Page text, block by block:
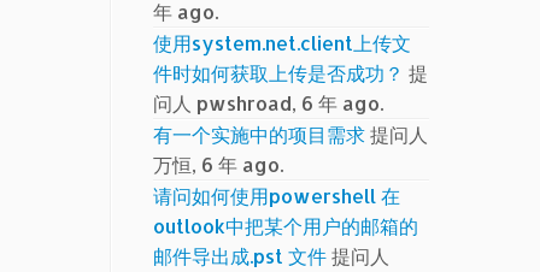
年 ago.
使用system.net.client上传文
件时如何获取上传是否成功？ 提
问人 pwshroad, 6 年 ago.
有一个实施中的项目需求提问人
万恒, 6 年 ago.
请问如何使用powershell 在
outlook中把某个用户的邮箱的
邮件导出成.pst 文件提问人